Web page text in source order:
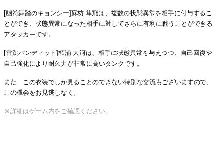
[幽符舞踏のキョンシー]蘇枋 隼飛は、複数の状態異常を相手に付与するこ
とができ、状態異常になった相手に対してさらに有利に戦うことができる
アタッカーです。
[雷跳バンディット]柘浦 大河は、相手に状態異常を与えつつ、自己回復や
自己強化により耐久力が非常に高いタンクです。
また、この衣装でしか見ることのできない特別な交流もございますので、
この機会をお見逃しなく。
※詳細はゲーム内をご確認ください。